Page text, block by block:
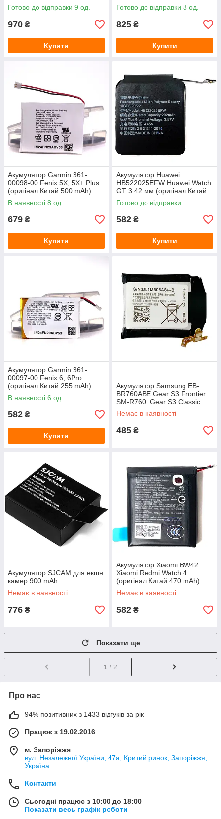
Готово до відправки 9 од.
970 ₴
Купити
Готово до відправки 8 од.
825 ₴
Купити
Акумулятор Garmin 361-
00098-00 Fenix 5X, 5X+ Plus
(оригінал Китай 500 mAh)
В наявності 8 од.
679 ₴
Купити
Акумулятор Huawei
HB522025EFW Huawei Watch
GT 3 42 мм (оригінал Китай
292 mAh)
Готово до відправки
582 ₴
Купити
Акумулятор Garmin 361-
00097-00 Fenix 6, 6Pro
(оригінал Китай 255 mAh)
В наявності 6 од.
582 ₴
Купити
Акумулятор Samsung EB-
BR760ABE Gear S3 Frontier
SM-R760, Gear S3 Classic
SM-R770 (оригінал Китай 380
mAh)
Немає в наявності
485 ₴
Акумулятор SJCAM для екшн
камер 900 mAh
Немає в наявності
776 ₴
Акумулятор Xiaomi BW42
Xiaomi Redmi Watch 4
(оригінал Китай 470 mAh)
Немає в наявності
582 ₴
Показати ще
1 / 2
Про нас
94% позитивних з 1433 відгуків за рік
Працює з 19.02.2016
м. Запоріжжя
вул. Незалежної України, 47а, Критий ринок, Запоріжжя,
Україна
Контакти
Сьогодні працює з 10:00 до 18:00
Показати весь графік роботи